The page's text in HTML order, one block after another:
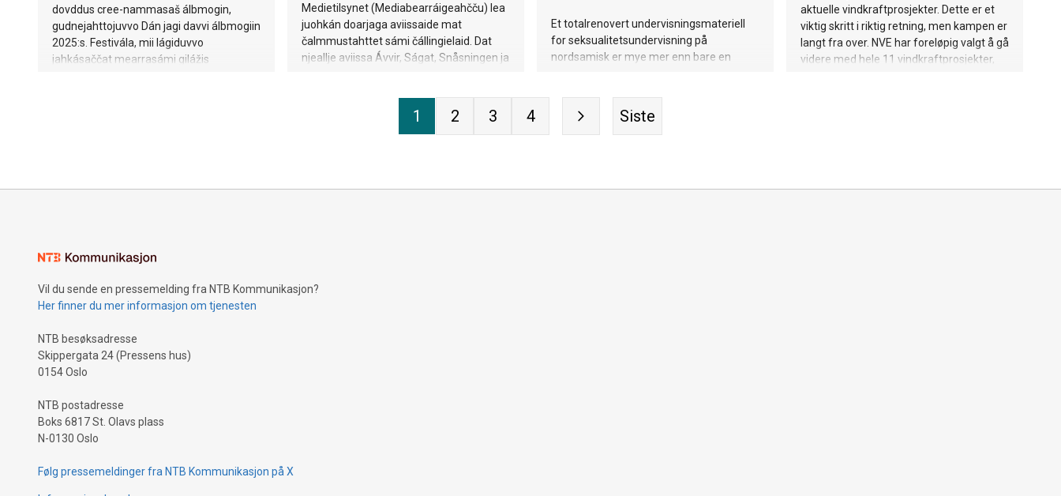
dovddus cree-nammasaš álbmogin,
gudnejahttojuvvo Dán jagi davvi álbmogiin
2025:s. Festivála, mii lágiduvvo
jahkásaččat mearrasámi gilážis
Medietilsynet (Mediabearráigeahčču) lea
juohkán doarjaga aviissaide mat
čalmmustahttet sámi čállingielaid. Dat
njeallje aviissa Ávvir, Ságat, Snåsningen ja
Et totalrenovert undervisningsmateriell
for seksualitetsundervisning på
nordsamisk er mye mer enn bare en
Sametinget og de samiske
aktuelle vindkraftprosjekter. Dette er et
viktig skritt i riktig retning, men kampen er
langt fra over. NVE har foreløpig valgt å gå
videre med hele 11 vindkraftprosjekter,
1 2 3 4 Siste
Vil du sende en pressemelding fra NTB Kommunikasjon?
Her finner du mer informasjon om tjenesten
NTB besøksadresse
Skippergata 24 (Pressens hus)
0154 Oslo
NTB postadresse
Boks 6817 St. Olavs plass
N-0130 Oslo
Følg pressemeldinger fra NTB Kommunikasjon på X